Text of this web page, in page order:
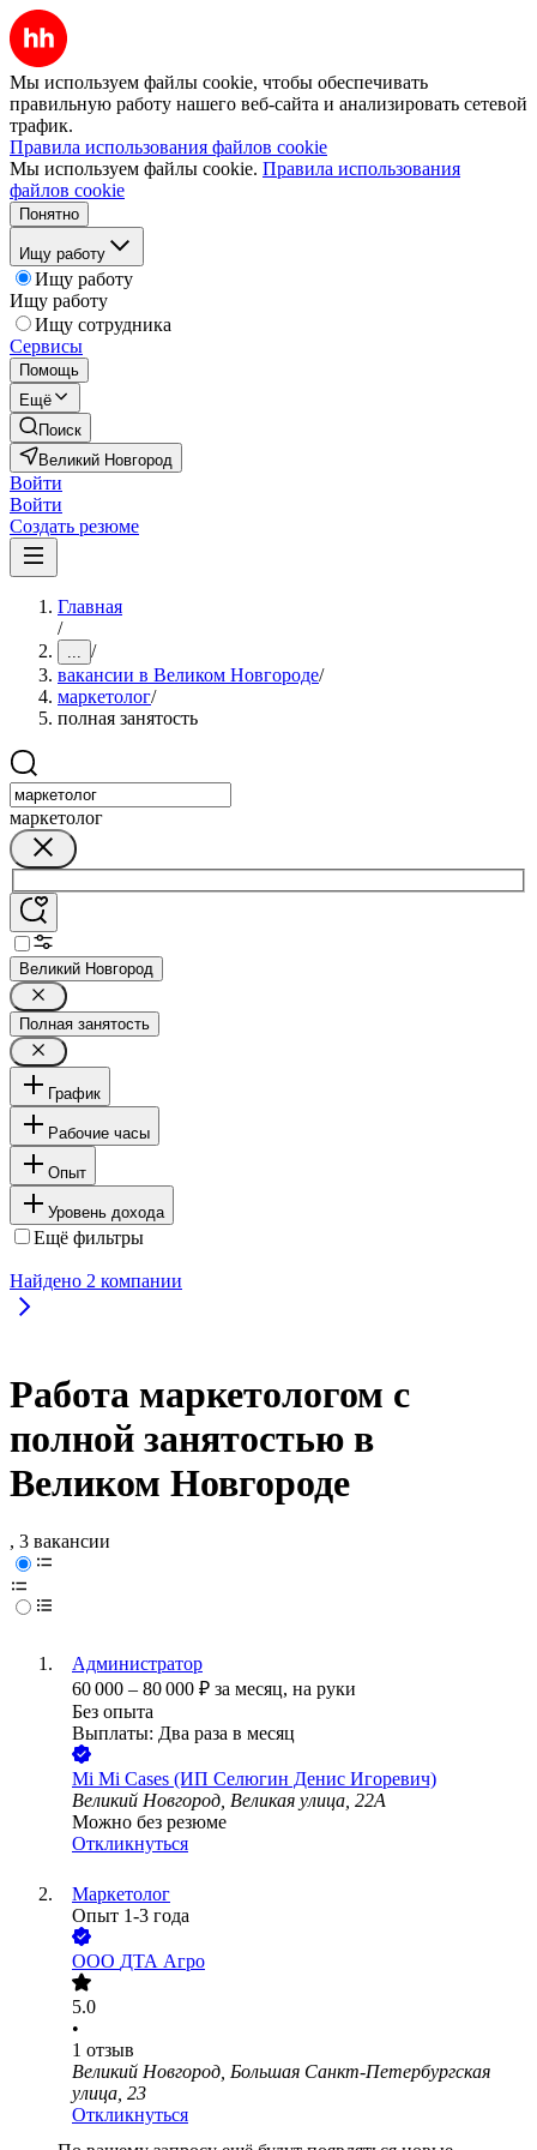
Мы используем файлы cookie, чтобы обеспечивать
правильную работу нашего веб-сайта и анализировать сетевой
трафик.
Правила использования файлов cookie
Мы используем файлы cookie. Правила использования
файлов cookie
Понятно
Ищу работу
Ищу работу
Ищу работу
Ищу сотрудника
Сервисы
Помощь
Ещё
Поиск
Великий Новгород
Войти
Войти
Создать резюме
Главная
/
... /
вакансии в Великом Новгороде/
маркетолог/
полная занятость
маркетолог
Великий Новгород
Полная занятость
График
Рабочие часы
Опыт
Уровень дохода
Ещё фильтры
Найдено 2 компании
Работа маркетологом с
полной занятостью в
Великом Новгороде
, 3 вакансии
Администратор
60 000 – 80 000 ₽ за месяц, на руки
Без опыта
Выплаты: Два раза в месяц
Mi Mi Cases (ИП Селюгин Денис Игоревич)
Великий Новгород, Великая улица, 22А
Можно без резюме
Откликнуться
Маркетолог
Опыт 1-3 года
ООО ДТА Агро
5.0
•
1 отзыв
Великий Новгород, Большая Санкт-Петербургская
улица, 23
Откликнуться